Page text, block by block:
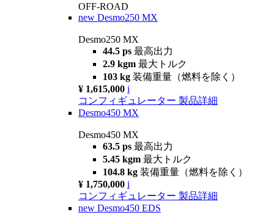
OFF-ROAD
new Desmo250 MX
Desmo250 MX
44.5 ps 最高出力
2.9 kgm 最大トルク
103 kg 装備重量（燃料を除く）
¥ 1,615,000 i
コンフィギュレーター 製品詳細
Desmo450 MX
Desmo450 MX
63.5 ps 最高出力
5.45 kgm 最大トルク
104.8 kg 装備重量（燃料を除く）
¥ 1,750,000 i
コンフィギュレーター 製品詳細
new Desmo450 EDS